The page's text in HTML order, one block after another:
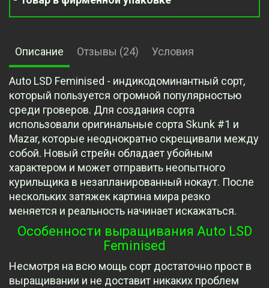
Описание Отзывы (24) Условия
Auto LSD Feminised - индикодоминантный сорт,
который пользуется огромной популярностью
среди гроверов. Для создания сорта
использовали оригинальные сорта Skunk #1 и
Mazar, которые неоднократно скрещивали между
собой. Новый стрейн обладает убойным
характером и может отправить неопытного
курильщика в незапланированный нокаут. После
нескольких затяжек картина мира резко
меняется и реальность начинает искажаться.
Особенности выращивания Auto LSD
Feminised
Несмотря на всю мощь сорт достаточно прост в
выращивании и не доставит никаких проблем